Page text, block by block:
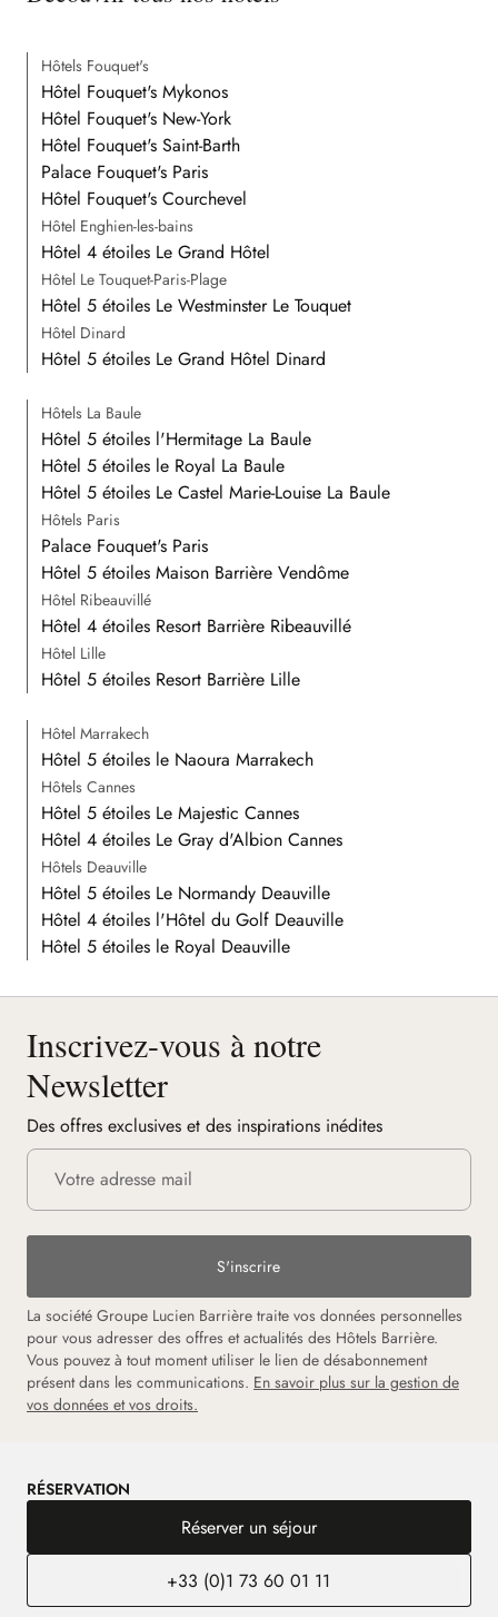
Hôtels Fouquet's
Hôtel Fouquet's Mykonos
Hôtel Fouquet's New-York
Hôtel Fouquet's Saint-Barth
Palace Fouquet's Paris
Hôtel Fouquet's Courchevel
Hôtel Enghien-les-bains
Hôtel 4 étoiles Le Grand Hôtel
Hôtel Le Touquet-Paris-Plage
Hôtel 5 étoiles Le Westminster Le Touquet
Hôtel Dinard
Hôtel 5 étoiles Le Grand Hôtel Dinard
Hôtels La Baule
Hôtel 5 étoiles l'Hermitage La Baule
Hôtel 5 étoiles le Royal La Baule
Hôtel 5 étoiles Le Castel Marie-Louise La Baule
Hôtels Paris
Palace Fouquet's Paris
Hôtel 5 étoiles Maison Barrière Vendôme
Hôtel Ribeauvillé
Hôtel 4 étoiles Resort Barrière Ribeauvillé
Hôtel Lille
Hôtel 5 étoiles Resort Barrière Lille
Hôtel Marrakech
Hôtel 5 étoiles le Naoura Marrakech
Hôtels Cannes
Hôtel 5 étoiles Le Majestic Cannes
Hôtel 4 étoiles Le Gray d'Albion Cannes
Hôtels Deauville
Hôtel 5 étoiles Le Normandy Deauville
Hôtel 4 étoiles l'Hôtel du Golf Deauville
Hôtel 5 étoiles le Royal Deauville
Inscrivez-vous à notre
Newsletter
Des offres exclusives et des inspirations inédites
S'inscrire
La société Groupe Lucien Barrière traite vos données personnelles
pour vous adresser des offres et actualités des Hôtels Barrière.
Vous pouvez à tout moment utiliser le lien de désabonnement
présent dans les communications. En savoir plus sur la gestion de
vos données et vos droits.
RÉSERVATION
Réserver un séjour
+33 (0)1 73 60 01 11